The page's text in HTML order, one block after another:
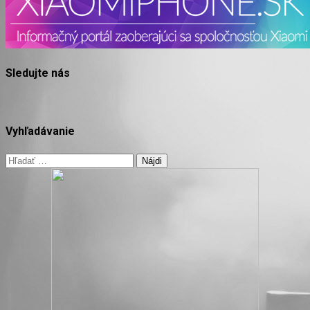
Sledujte nás
Vyhľadávanie
Hľadať: